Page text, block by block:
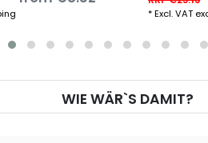
*Excl. VAT
WIE WÄR`S DAMIT?